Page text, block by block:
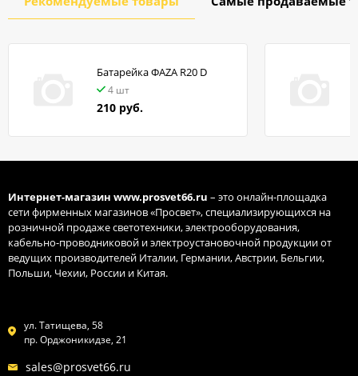
Батарейка ФАZA R20 D
4 шт
210 руб.
Интернет-магазин www.prosvet66.ru – это онлайн-площадка
сети фирменных магазинов «Просвет», специализирующихся на
розничной продаже светотехники, электрооборудования,
кабельно-проводниковой и электроустановочной продукции от
ведущих производителей Италии, Германии, Австрии, Бельгии,
Польши, Чехии, России и Китая.
ул. Татищева, 58
пр. Орджоникидзе, 21
sales@prosvet66.ru